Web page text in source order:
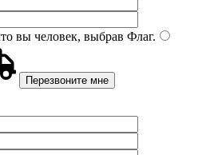
вы человек, выбрав Флаг.